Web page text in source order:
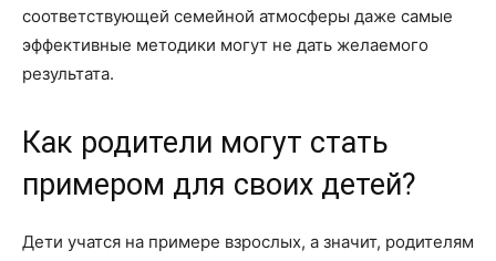
соответствующей семейной атмосферы даже самые
эффективные методики могут не дать желаемого
результата.
Как родители могут стать
примером для своих детей?
Дети учатся на примере взрослых, а значит, родителям